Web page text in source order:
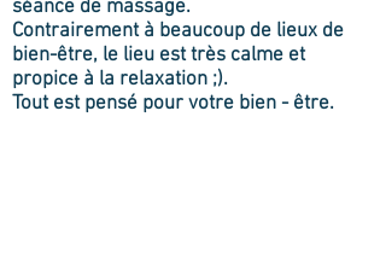
séance de massage.
Contrairement à beaucoup de lieux de
bien-être, le lieu est très calme et
propice à la relaxation ;).
Tout est pensé pour votre bien - être.